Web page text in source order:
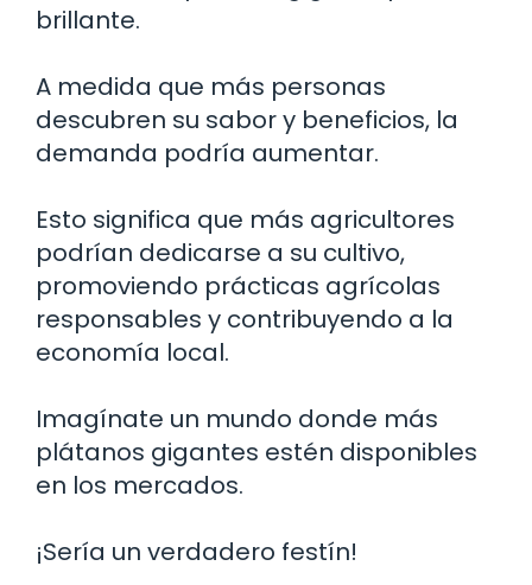
brillante.
A medida que más personas
descubren su sabor y beneficios, la
demanda podría aumentar.
Esto significa que más agricultores
podrían dedicarse a su cultivo,
promoviendo prácticas agrícolas
responsables y contribuyendo a la
economía local.
Imagínate un mundo donde más
plátanos gigantes estén disponibles
en los mercados.
¡Sería un verdadero festín!